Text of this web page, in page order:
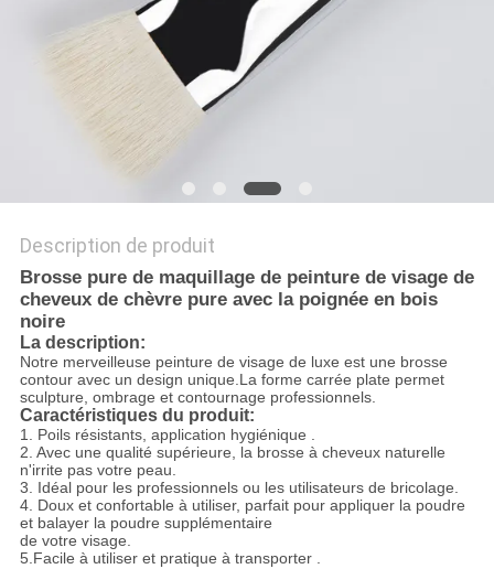
Description de produit
Brosse pure de maquillage de peinture de visage de
cheveux de chèvre pure avec la poignée en bois
noire
La description:
Notre merveilleuse peinture de visage de luxe est une brosse
contour avec un design unique.La forme carrée plate permet
sculpture, ombrage et contournage professionnels.
Caractéristiques du produit:
1. Poils résistants, application hygiénique .
2. Avec une qualité supérieure, la brosse à cheveux naturelle
n'irrite pas votre peau.
3. Idéal pour les professionnels ou les utilisateurs de bricolage.
4. Doux et confortable à utiliser, parfait pour appliquer la poudre
et balayer la poudre supplémentaire
de votre visage.
5.Facile à utiliser et pratique à transporter.